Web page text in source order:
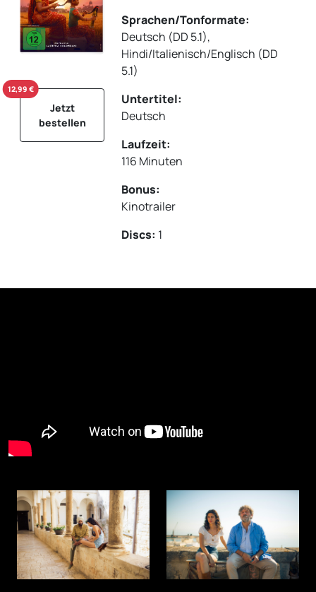
Jetzt
bestellen
12,99 €
Sprachen/Tonformate:
Deutsch (DD 5.1),
Hindi/Italienisch/Englisch (DD
5.1)
Untertitel:
Deutsch
Laufzeit:
116 Minuten
Bonus:
Kinotrailer
Discs: 1